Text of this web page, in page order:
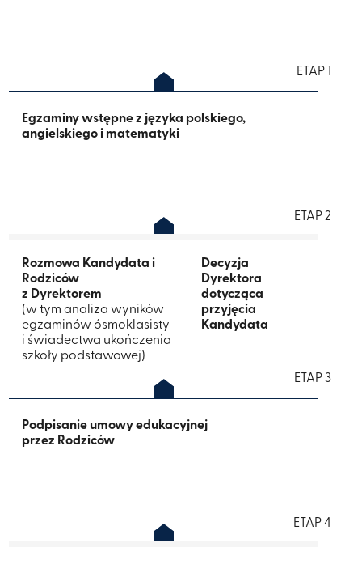
ETAP 1
Egzaminy wstępne z języka polskiego,
angielskiego i matematyki
ETAP 2
Rozmowa Kandydata i
Rodziców
z Dyrektorem
(w tym analiza wyników
egzaminów ósmoklasisty
i świadectwa ukończenia
szkoły podstawowej​)
Decyzja
Dyrektora ​
dotycząca
przyjęcia
Kandydata​
ETAP 3
Podpisanie umowy edukacyjnej
przez Rodziców​
ETAP 4